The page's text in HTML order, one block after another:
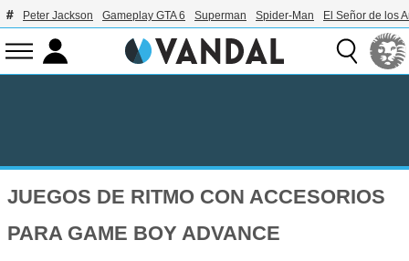
Peter Jackson Gameplay GTA 6 Superman Spider-Man El Señor de los
JUEGOS DE RITMO CON ACCESORIOS
PARA GAME BOY ADVANCE